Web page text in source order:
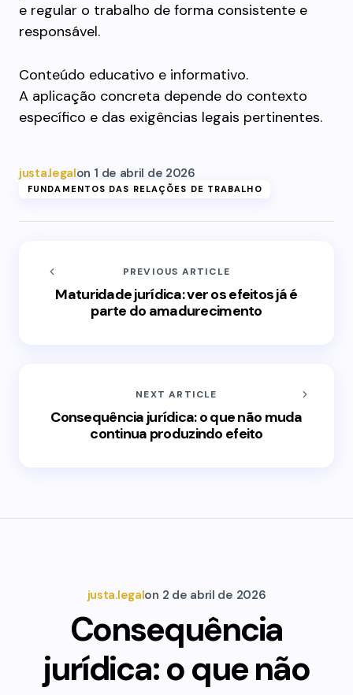
e regular o trabalho de forma consistente e
responsável.
Conteúdo educativo e informativo.
A aplicação concreta depende do contexto
específico e das exigências legais pertinentes.
justa.legalon 1 de abril de 2026
FUNDAMENTOS DAS RELAÇÕES DE TRABALHO
PREVIOUS ARTICLE
Maturidade jurídica: ver os efeitos já é
parte do amadurecimento
NEXT ARTICLE
Consequência jurídica: o que não muda
continua produzindo efeito
justa.legalon 2 de abril de 2026
Consequência
jurídica: o que não